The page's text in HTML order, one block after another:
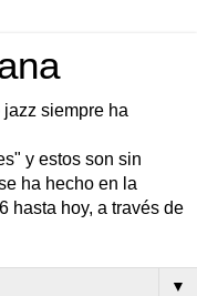
siempre ha
y estos son sin
ha hecho en la
hasta hoy, a través de
▼